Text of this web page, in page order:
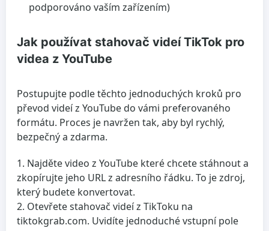
podporováno vaším zařízením)
Jak používat stahovač videí TikTok pro
videa z YouTube
Postupujte podle těchto jednoduchých kroků pro
převod videí z YouTube do vámi preferovaného
formátu. Proces je navržen tak, aby byl rychlý,
bezpečný a zdarma.
Najděte video z YouTube které chcete stáhnout a
zkopírujte jeho URL z adresního řádku. To je zdroj,
který budete konvertovat.
Otevřete stahovač videí z TikToku na
tiktokgrab.com. Uvidíte jednoduché vstupní pole